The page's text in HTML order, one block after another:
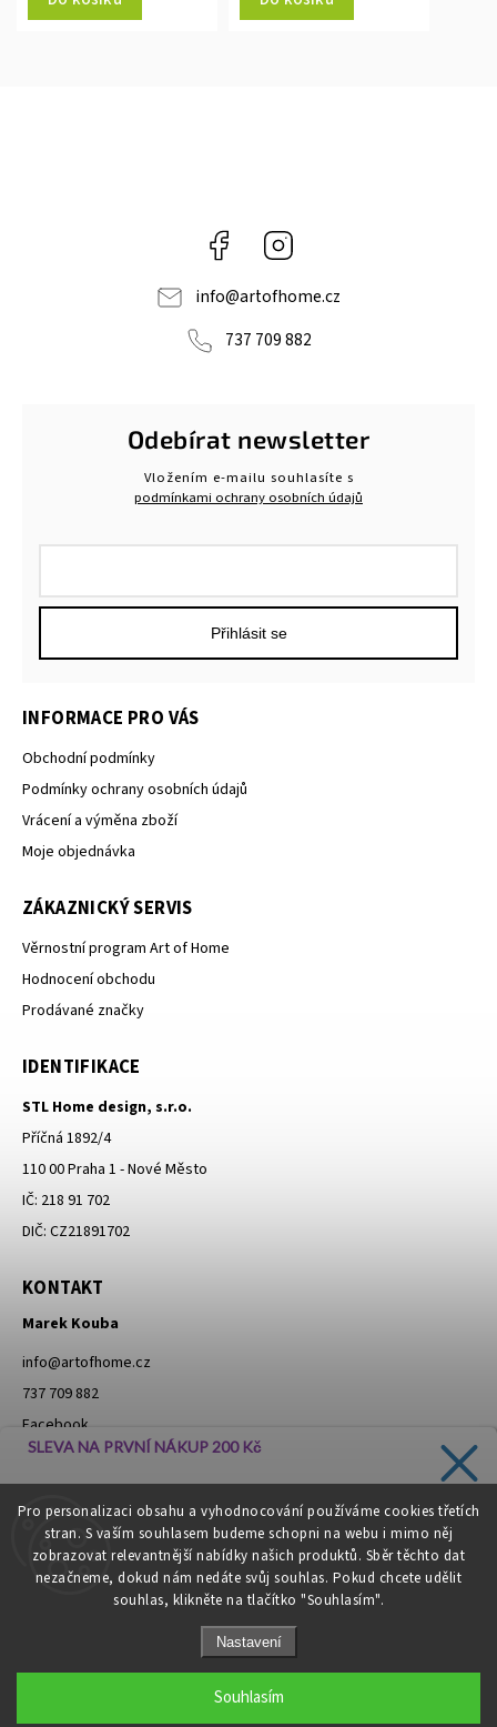
Pro personalizaci obsahu a vyhodnocování používáme cookies třetích
stran. S vaším souhlasem budeme schopni na webu i mimo něj
zobrazovat relevantnější nabídky našich produktů. Sběr těchto dat
nezačneme, dokud nám nedáte svůj souhlas. Pokud chcete udělit
souhlas, klikněte na tlačítko "Souhlasím".
Nastavení
Souhlasím
Facebook
info@artofhome.cz
737 709 882
Odebírat newsletter
Vložením e-mailu souhlasíte s
podmínkami ochrany osobních údajů
Přihlásit se
INFORMACE PRO VÁS
Obchodní podmínky
Podmínky ochrany osobních údajů
Vrácení a výměna zboží
Moje objednávka
ZÁKAZNICKÝ SERVIS
Věrnostní program Art of Home
Hodnocení obchodu
Prodávané značky
IDENTIFIKACE
STL Home design, s.r.o.
Příčná 1892/4
110 00 Praha 1 - Nové Město
IČ: 218 91 702
DIČ: CZ21891702
KONTAKT
Marek Kouba
info@artofhome.cz
737 709 882
Facebook
Instagram
Moje objednávka - odstoupení od smlouvy
SLEVA NA PRVNÍ NÁKUP 200 Kč
slevách přímo do vaší schránky!
Zásady zpracování osobních údajů